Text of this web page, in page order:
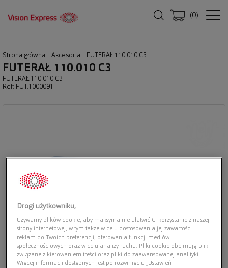
(0)
Strona główna Akcesoria FUTERAŁ 110.010 C3
FUTERAŁ 110.010 C3
FUTERAŁ 110.010 C3
Ref: FUT.1000091
Drogi użytkowniku,
Używamy plików cookie, aby maksymalnie ułatwić Ci korzystanie z naszej
strony internetowej, w tym także w celu dostosowania jej zawartości i
reklam do Twoich preferencji, oferowania funkcji mediów
społecznościowych oraz w celu analizy ruchu. Pliki cookie obejmują pliki
związane z kierowaniem treści oraz pliki do zaawansowanej analityki.
Więcej informacji dostępnych jest po rozwinięciu „Ustawień